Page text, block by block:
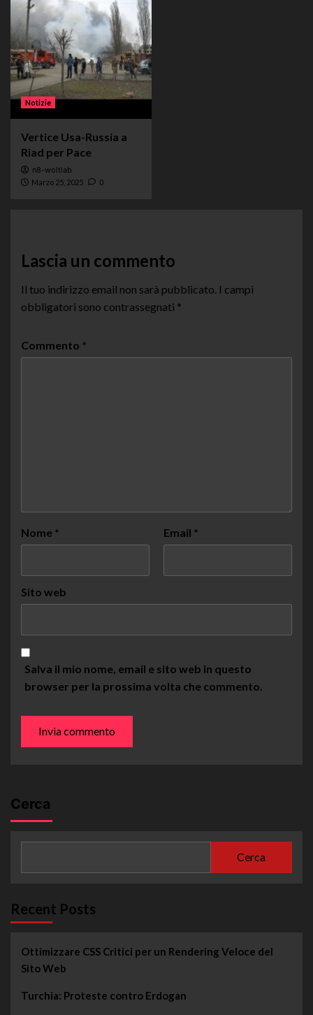
Notizie
Vertice Usa-Russia a
Riad per Pace
n8-woltlab
Marzo 25, 2025 0
Lascia un commento
Il tuo indirizzo email non sarà pubblicato. I campi
obbligatori sono contrassegnati *
Commento *
Nome * Email *
Sito web
Salva il mio nome, email e sito web in questo
browser per la prossima volta che commento.
Cerca
Cerca
Recent Posts
Ottimizzare CSS Critici per un Rendering Veloce del
Sito Web
Turchia: Proteste contro Erdogan